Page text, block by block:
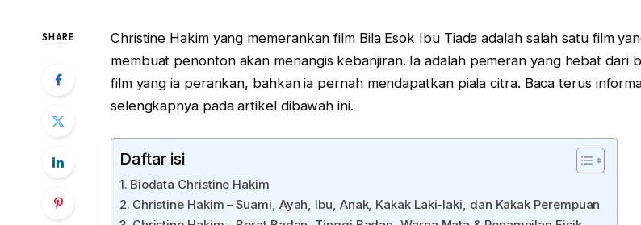
SHARE
Christine Hakim yang memerankan film Bila Esok Ibu Tiada adalah salah satu film
membuat penonton akan menangis kebanjiran. Ia adalah pemeran yang hebat dari
film yang ia perankan, bahkan ia pernah mendapatkan piala citra. Baca terus
selengkapnya pada artikel dibawah ini.
Daftar isi
Biodata Christine Hakim
Christine Hakim – Suami, Ayah, Ibu, Anak, Kakak Laki-laki, dan Kakak Perempuan